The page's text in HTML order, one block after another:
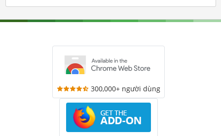
300,000+ người dùng